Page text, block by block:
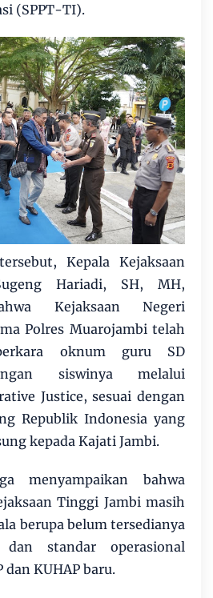
(SPPT-TI).
Kepala Kejaksaan
Hariadi, SH, MH,
Kejaksaan Negeri
Polres Muarojambi telah
oknum guru SD
siswinya melalui
Justice, sesuai dengan
Republik Indonesia yang
kepada Kajati Jambi.
menyampaikan bahwa
Tinggi Jambi masih
berupa belum tersedianya
standar operasional
dan KUHAP baru.